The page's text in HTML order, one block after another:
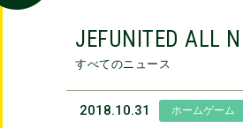
JEFUNITED ALL
すべてのニュース
2018.10.31 ホームゲーム